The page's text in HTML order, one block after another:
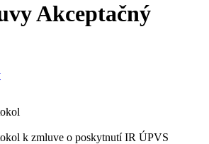
Akceptačný
k zmluve o poskytnutí IR ÚPVS